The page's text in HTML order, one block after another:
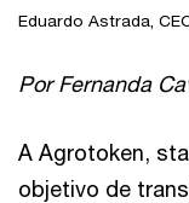
Eduardo Astrada,
Por Fernanda
A Agrotoken,
objetivo de